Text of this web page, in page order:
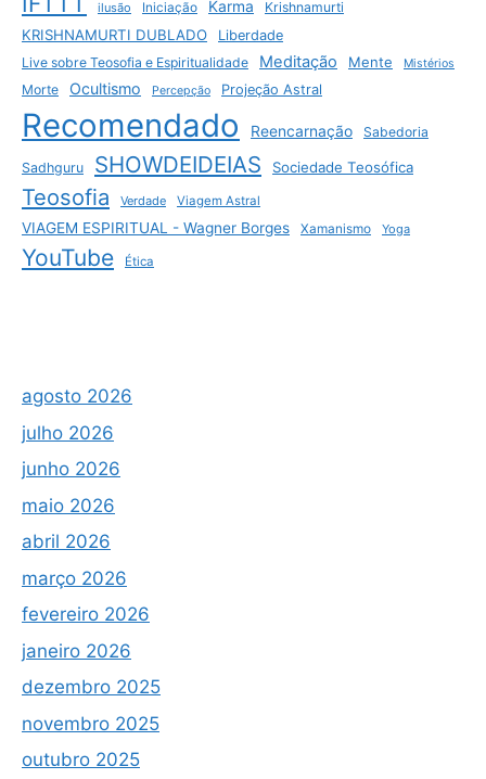
ilusão Iniciação Karma Krishnamurti
KRISHNAMURTI DUBLADO
Liberdade
Live sobre Teosofia e Espiritualidade
Meditação Mente Mistérios
Morte Ocultismo Percepção Projeção Astral
Recomendado Reencarnação Sabedoria
Sadhguru SHOWDEIDEIAS Sociedade Teosófica
Teosofia Verdade Viagem Astral
VIAGEM ESPIRITUAL - Wagner Borges Xamanismo Yoga
YouTube Ética
agosto 2026
julho 2026
junho 2026
maio 2026
abril 2026
março 2026
fevereiro 2026
janeiro 2026
dezembro 2025
novembro 2025
outubro 2025